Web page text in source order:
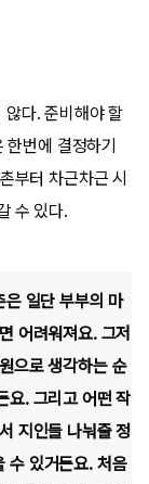
않다. 준비해야 할
한번에 결정하기
부터 차근차근 시
수 있다.
은 일단 부부의 마
어려워져요. 그저
으로 생각하는 순
요. 그리고 어떤 작
지인들 나눠줄 정
수 있거든요. 처음